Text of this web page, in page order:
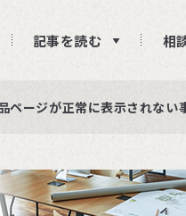
記事を読む 相
ー投稿をお待ちしております
らせ
ページが正常に表示されない